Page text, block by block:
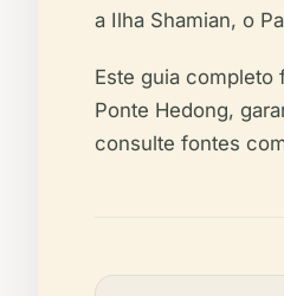
a Ilha Shamian, o
Este guia completo
Ponte Hedong,
consulte fontes